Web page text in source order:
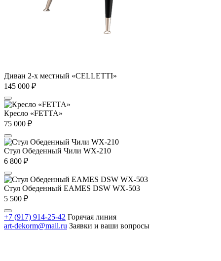
Диван 2-х местный «CELLETTI»
145 000 ₽
Кресло «FETTA»
75 000 ₽
Стул Обеденный Чили WX-210
6 800 ₽
Стул Обеденный EAMES DSW WX-503
5 500 ₽
+7 (917) 914-25-42 Горячая линия
art-dekorm@mail.ru Заявки и ваши вопросы